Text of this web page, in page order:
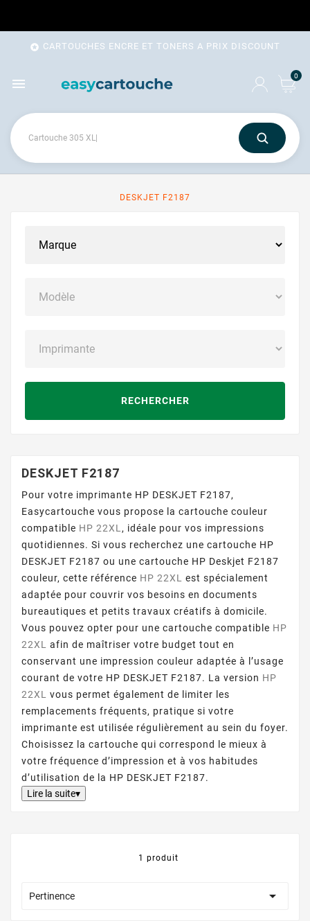
 CARTOUCHES ENCRE ET TONERS A PRIX DISCOUNT
 0
DESKJET F2187
RECHERCHER
DESKJET F2187
Pour votre imprimante HP DESKJET F2187,
Easycartouche vous propose la cartouche couleur
compatible HP 22XL , idéale pour vos impressions
quotidiennes. Si vous recherchez une cartouche HP
DESKJET F2187 ou une cartouche HP Deskjet F2187
couleur, cette référence HP 22XL
est spécialement
adaptée pour couvrir vos besoins en documents
bureautiques et petits travaux créatifs à domicile.
Vous pouvez opter pour une cartouche compatible HP
22XL
afin de maîtriser votre budget tout en
conservant une impression couleur adaptée à l’usage
courant de votre HP DESKJET F2187. La version HP
22XL
vous permet également de limiter les
remplacements fréquents, pratique si votre
imprimante est utilisée régulièrement au sein du foyer.
Choisissez la cartouche qui correspond le mieux à
votre fréquence d’impression et à vos habitudes
d’utilisation de la HP DESKJET F2187.
Lire la suite▾
1 produit
Pertinence 